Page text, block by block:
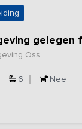
gelegen
Oss
6 Nee